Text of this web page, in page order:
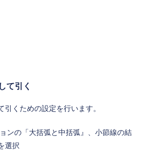
て引く
引くための設定を行います。
ンの「大括弧と中括弧』、小節線の結
選択